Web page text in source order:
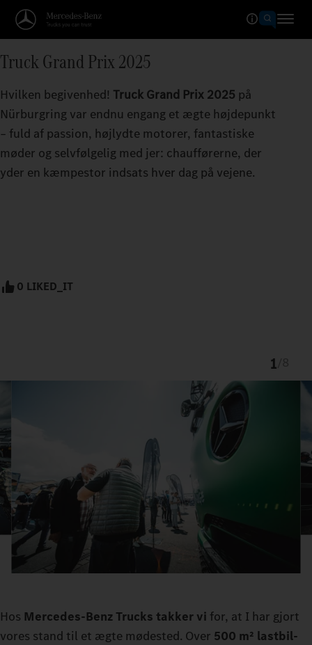
Truck Grand Prix 2025
Hvilken begivenhed! Truck Grand Prix 2025 på
Nürburgring var endnu engang et ægte højdepunkt
– fuld af passion, højlydte motorer, fantastiske
møder og selvfølgelig med jer: chaufførerne, der
yder en kæmpestor indsats hver dag på vejene.
0 LIKED_IT
1
Hos Mercedes-Benz Trucks takker vi for, at I har gjort
vores stand til et ægte mødested. Over 500 m² lastbil-